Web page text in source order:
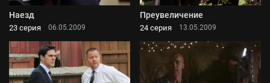
Наезд
23 серия 06.05.2009
Преувеличение
24 серия 13.05.2009